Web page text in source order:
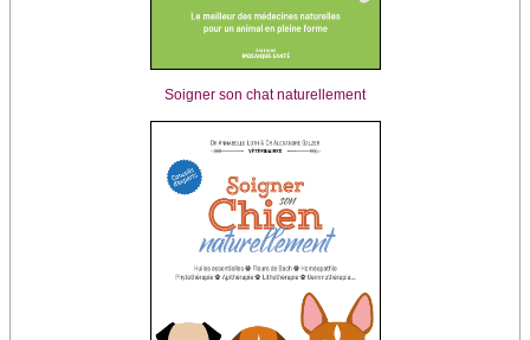
Soigner son chat naturellement